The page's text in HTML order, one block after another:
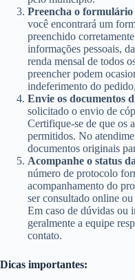
Preencha o formulário
você encontrará um
preenchido
informações pessoais,
renda mensal de todos
preencher podem
indeferimento do
Envie os documentos
solicitado o envio de
Certifique-se de que os
permitidos. No
documentos originais
Acompanhe o status
número de protocolo
acompanhamento do
ser consultado online
Em caso de dúvidas ou
geralmente a equipe
contato.
Dicas importantes: